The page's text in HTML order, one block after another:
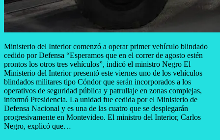
Ministerio del Interior comenzó a operar primer vehículo blindado
cedido por Defensa “Esperamos que en el correr de agosto estén
prontos los otros tres vehículos”, indicó el ministro Negro El
Ministerio del Interior presentó este viernes uno de los vehículos
blindados militares tipo Cóndor que serán incorporados a los
operativos de seguridad pública y patrullaje en zonas complejas,
informó Presidencia. La unidad fue cedida por el Ministerio de
Defensa Nacional y es una de las cuatro que se desplegarán
progresivamente en Montevideo. El ministro del Interior, Carlos
Negro, explicó que…